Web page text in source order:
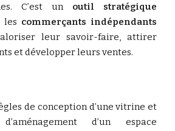
C’est un outil stratégique
les commerçants indépendants
leur savoir-faire, attirer
et développer leurs ventes.
de conception d’une vitrine et
d’un espace